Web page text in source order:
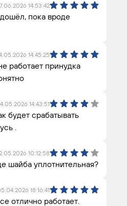
14:53:42
пока вроде
14:45:25
работает принудка
14:43:51
будет срабатывать
.
10:12:58
шайба уплотнительная?
18:16:41
отлично работает.